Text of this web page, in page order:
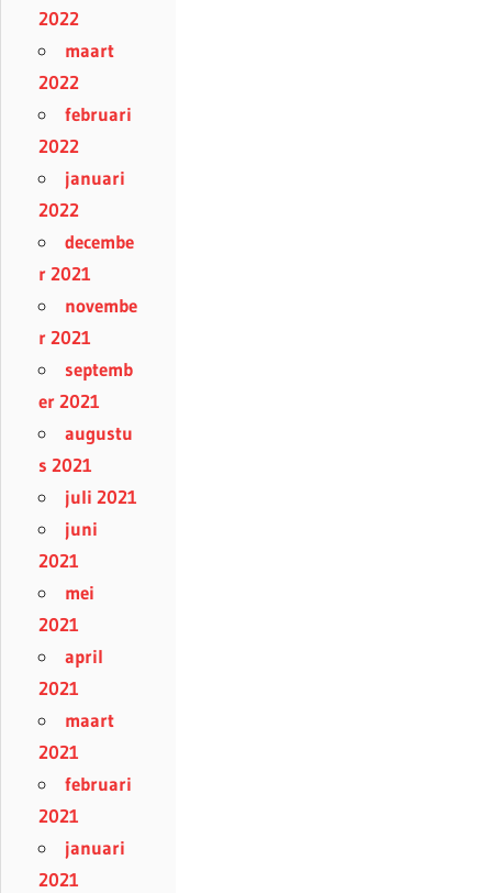
2022
maart
2022
februari
2022
januari
2022
decembe
r 2021
novembe
r 2021
septemb
er 2021
augustu
s 2021
juli 2021
juni
2021
mei
2021
april
2021
maart
2021
februari
2021
januari
2021